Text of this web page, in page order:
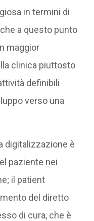
in termini di
a questo punto
maggior
clinica piuttosto
definibili
verso una
digitalizzazione è
paziente nei
il patient
del diretto
di cura, che è